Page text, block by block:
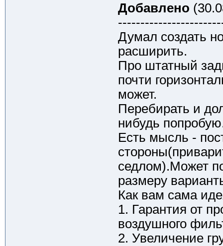
Добавлено
Думал создать
расширить.
Про штатный
почти
может.
Перебирать и
нибудь
Есть мысль -
седлом).Может
размеру
Как вам сама
1. Гарантия от
воздушного
2. Увеличение